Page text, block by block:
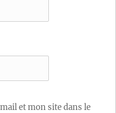
et mon site dans le